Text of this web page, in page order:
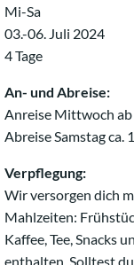
Mi-Sa
03.-06. Juli 2024
4 Tage
An- und Abreise:
Anreise Mittwoch
Abreise Samstag ca.
Verpflegung:
Wir versorgen dich
Mahlzeiten:
Kaffee, Tee, Snacks
enthalten. Solltest